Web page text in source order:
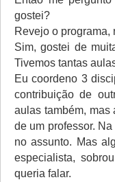
gostei?
Revejo o
Sim, gostei de
Tivemos tantas
Eu coordeno 3
contribuição de
aulas também,
de um professor.
no assunto. Mas
especialista,
queria falar.